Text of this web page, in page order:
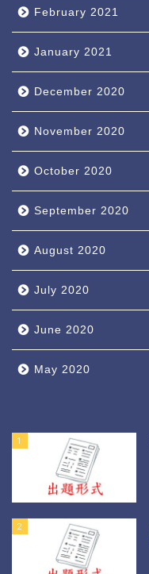
February 2021
January 2021
December 2020
November 2020
October 2020
September 2020
August 2020
July 2020
June 2020
May 2020
1
2